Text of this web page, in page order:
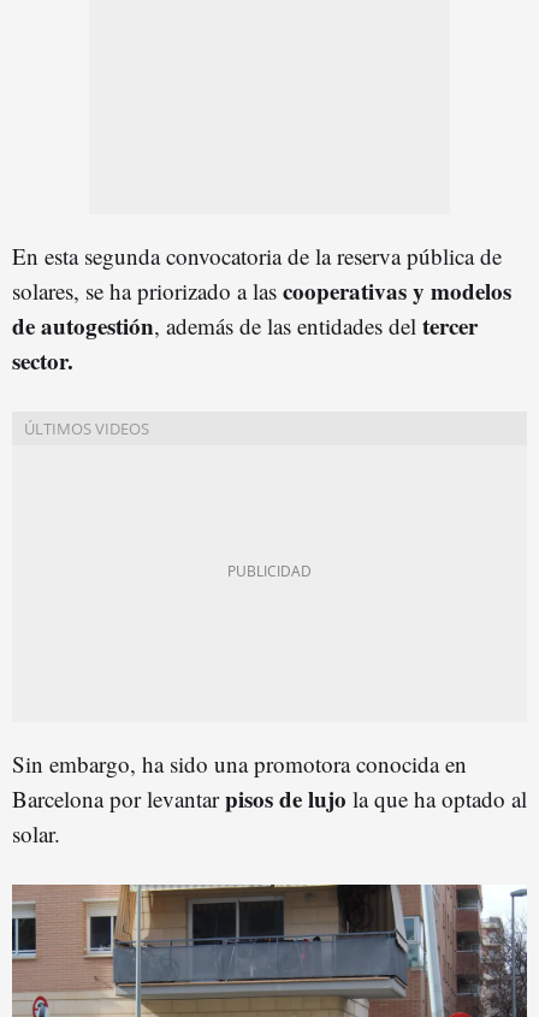
En esta segunda convocatoria de la reserva pública de
solares, se ha priorizado a las cooperativas y modelos
de autogestión, además de las entidades del tercer
sector.
Sin embargo, ha sido una promotora conocida en
Barcelona por levantarpisos de lujo la que ha optado al
solar.